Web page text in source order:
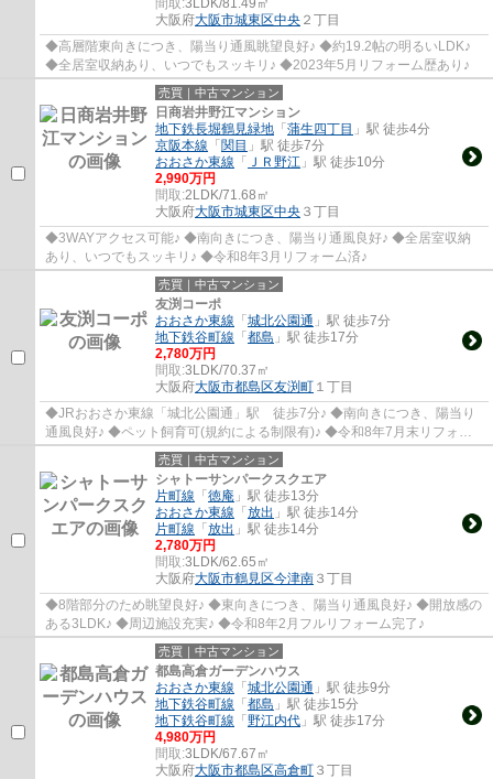
大阪府大阪市城東区中央 ２丁目
◆高層階東向きにつき、陽当り通風眺望良好♪ ◆約19.2帖の明るいLDK♪
◆全居室収納あり、いつでもスッキリ♪ ◆2023年5月リフォーム歴あり♪
売買｜中古マンション
日商岩井野江マンション
地下鉄長堀鶴見緑地 「蒲生四丁目 」駅 徒歩4分
京阪本線 「関目 」駅 徒歩7分
おおさか東線 「 ＪＲ野江 」駅 徒歩10分
2,990万円
間取:2LDK/71.68㎡
大阪府大阪市城東区中央 ３丁目
◆3WAYアクセス可能♪ ◆南向きにつき、陽当り通風良好♪ ◆全居室収納
あり、いつでもスッキリ♪ ◆令和8年3月リフォーム済♪
売買｜中古マンション
友渕コーポ
おおさか東線 「城北公園通 」駅 徒歩7分
地下鉄谷町線 「都島 」駅 徒歩17分
2,780万円
間取:3LDK/70.37㎡
大阪府大阪市都島区友渕町 １丁目
◆JRおおさか東線「城北公園通」駅 徒歩7分♪ ◆南向きにつき、陽当り
通風良好♪ ◆ペット飼育可(規約による制限有)♪ ◆令和8年7月末リフォー
ム完成♪
売買｜中古マンション
シャトーサンパークスクエア
片町線 「徳庵 」駅 徒歩13分
おおさか東線 「放出 」駅 徒歩14分
片町線 「放出 」駅 徒歩14分
2,780万円
間取:3LDK/62.65㎡
大阪府大阪市鶴見区今津南 ３丁目
◆8階部分のため眺望良好♪ ◆東向きにつき、陽当り通風良好♪ ◆開放感の
ある3LDK♪ ◆周辺施設充実♪ ◆令和8年2月フルリフォーム完了♪
売買｜中古マンション
都島高倉ガーデンハウス
おおさか東線 「城北公園通 」駅 徒歩9分
地下鉄谷町線 「都島 」駅 徒歩15分
地下鉄谷町線 「野江内代 」駅 徒歩17分
4,980万円
間取:3LDK/67.67㎡
大阪府大阪市都島区高倉町 ３丁目